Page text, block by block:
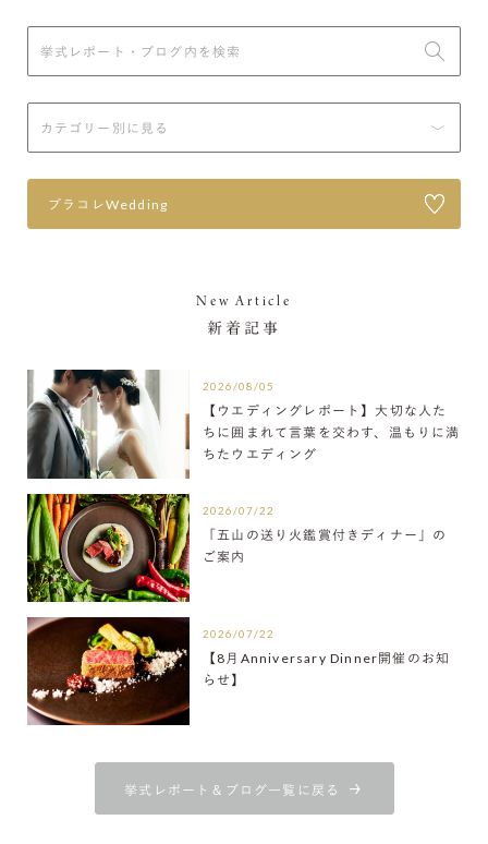
プラコレWedding
New Article
新着記事
2026/08/05
【ウエディングレポート】大切な人た
ちに囲まれて言葉を交わす、温もりに満
ちたウエディング
2026/07/22
「五山の送り火鑑賞付きディナー」の
ご案内
2026/07/22
【8月Anniversary Dinner開催のお知
らせ】
挙式レポート＆ブログ一覧に戻る